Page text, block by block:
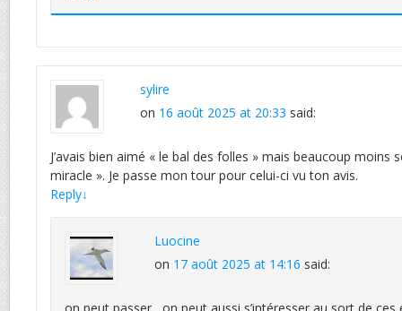
sylire
on 16 août 2025 at 20:33 said:
J’avais bien aimé « le bal des folles » mais beaucoup moins
miracle ». Je passe mon tour pour celui-ci vu ton avis.
Reply↓
Luocine
on 17 août 2025 at 14:16 said: